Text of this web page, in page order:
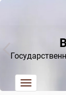
trk